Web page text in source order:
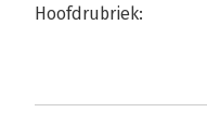
Hoofdrubriek: